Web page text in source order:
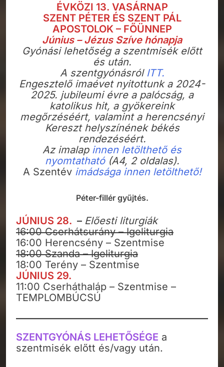
ÉVKÖZI 13. VASÁRNAP
SZENT PÉTER ÉS SZENT PÁL
APOSTOLOK – FŐÜNNEP
Június – Jézus Szíve hónapja
Gyónási lehetőség a szentmisék előtt
és után.
A szentgyónásról ITT.
Engesztelő imaévet nyitottunk a 2024-
2025. jubileumi évre a palócság, a
katolikus hit, a gyökereink
megőrzéséért, valamint a herencsényi
Kereszt helyszínének békés
rendezéséért.
Az imalap innen letölthető és
nyomtatható(A4, 2 oldalas).
A Szentév imádsága innen letölthető!
Péter-fillér gyűjtés.
JÚNIUS 28. – Előesti liturgiák
16:00 Cserhátsurány – Igeliturgia
16:00 Herencsény – Szentmise
18:00 Szanda – Igeliturgia
18:00 Terény – Szentmise
JÚNIUS 29.
11:00 Cserháthaláp – Szentmise –
TEMPLOMBÚCSÚ
SZENTGYÓNÁS LEHETŐSÉGE a
szentmisék előtt és/vagy után.